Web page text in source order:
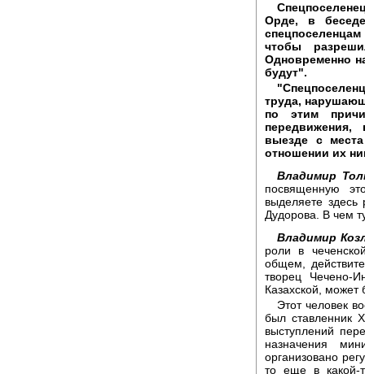
Орде, в
чтобы
Одновременно
будут".
труда,
по этим
выезде с
отношении их
Владимир
посвященную
выделяете здесь
Дудорова. В чем
Владимир
роли в
общем,
творец Чечено-
Казахской, может
Этот человек
был ставленник
выступлений
назначения
организовано
то еще в какой-